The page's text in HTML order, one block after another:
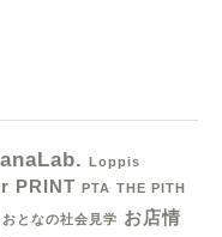
Loppis
PRINT PTA THE PITH
おとなの社会見学 お店情